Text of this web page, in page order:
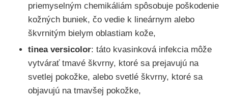
priemyselným chemikáliám spôsobuje poškodenie
kožných buniek, čo vedie k lineárnym alebo
škvrnitým bielym oblastiam kože,
tinea versicolor: táto kvasinková infekcia môže
vytvárať tmavé škvrny, ktoré sa prejavujú na
svetlej pokožke, alebo svetlé škvrny, ktoré sa
objavujú na tmavšej pokožke,